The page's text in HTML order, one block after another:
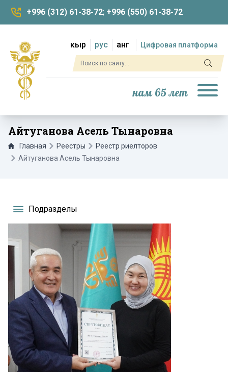
+996 (312) 61-38-72; +996 (550) 61-38-72
кыр рус анг Цифровая платформа
нам 65 лет
Айтуганова Асель Тынаровна
Главная Реестры
Реестр риелторов
Айтуганова Асель Тынаровна
Подразделы